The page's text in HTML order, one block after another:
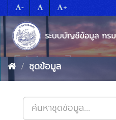
to
content
- +
ชุดข้อมูล